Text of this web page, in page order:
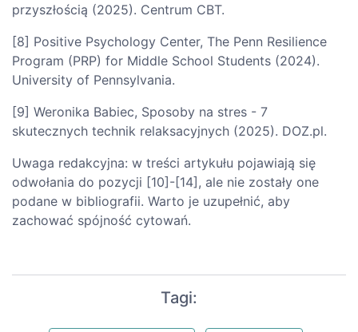
przyszłością (2025). Centrum CBT.
[8] Positive Psychology Center, The Penn Resilience
Program (PRP) for Middle School Students (2024).
University of Pennsylvania.
[9] Weronika Babiec, Sposoby na stres - 7
skutecznych technik relaksacyjnych (2025). DOZ.pl.
Uwaga redakcyjna: w treści artykułu pojawiają się
odwołania do pozycji [10]-[14], ale nie zostały one
podane w bibliografii. Warto je uzupełnić, aby
zachować spójność cytowań.
Tagi: